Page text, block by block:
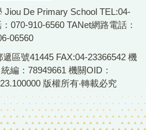
De Primary School TEL:04-
070-910-6560 TANet網路電話：
06560
區號41445 FAX:04-23366542 機
編：78949661 機關OID：
版權所有‧轉載必究